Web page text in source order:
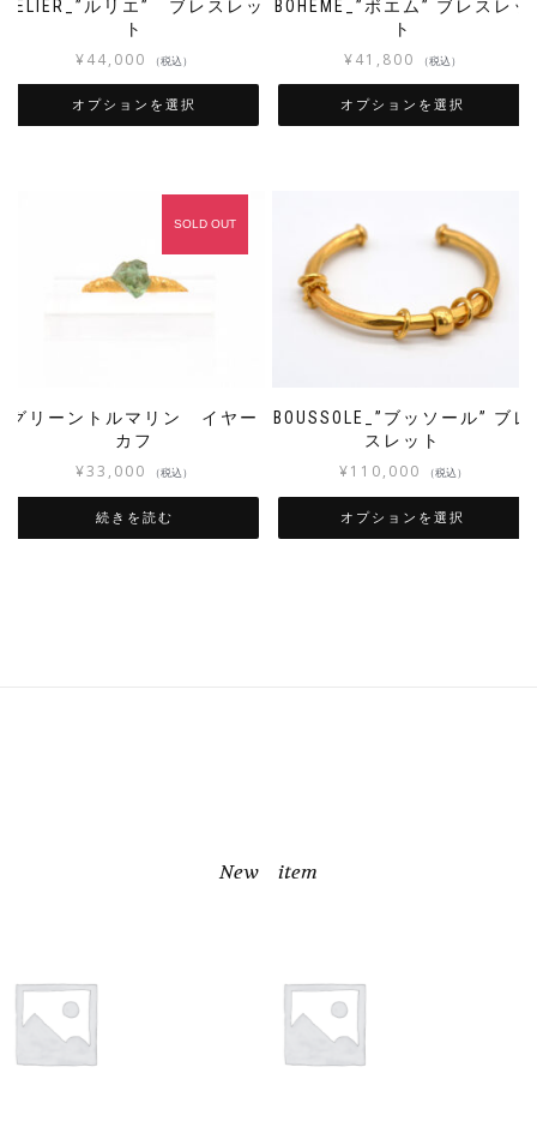
RELIER_”ルリエ” ブレスレッ
ト
¥44,000 （税込）
オプションを選択
BOHEME_”ボエム” ブレスレッ
ト
¥41,800 （税込）
オプションを選択
グリーントルマリン イヤー
カフ
¥33,000 （税込）
SOLD OUT
続きを読む
BOUSSOLE_”ブッソール” ブレ
スレット
¥110,000 （税込）
オプションを選択
New item